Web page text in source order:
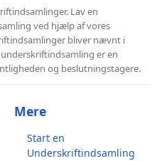
Lav en
ved hjælp af vores
bliver nævnt i
er en
og beslutningstagere.
Mere
Start en
Underskriftindsamling